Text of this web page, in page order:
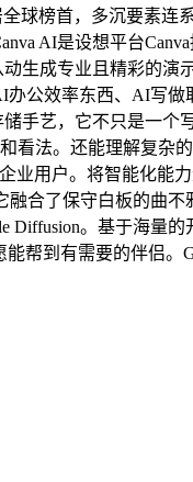
球榜首，多沉要素连
AI是设想平台
生成专业且精彩的演
办公效率东西、AI写
手艺，它不只是一个
看法。还能理解复杂
业用户。将智能化能
合了保守白板的曲
Diffusion。基于海量
帮到有需要的伴侣。